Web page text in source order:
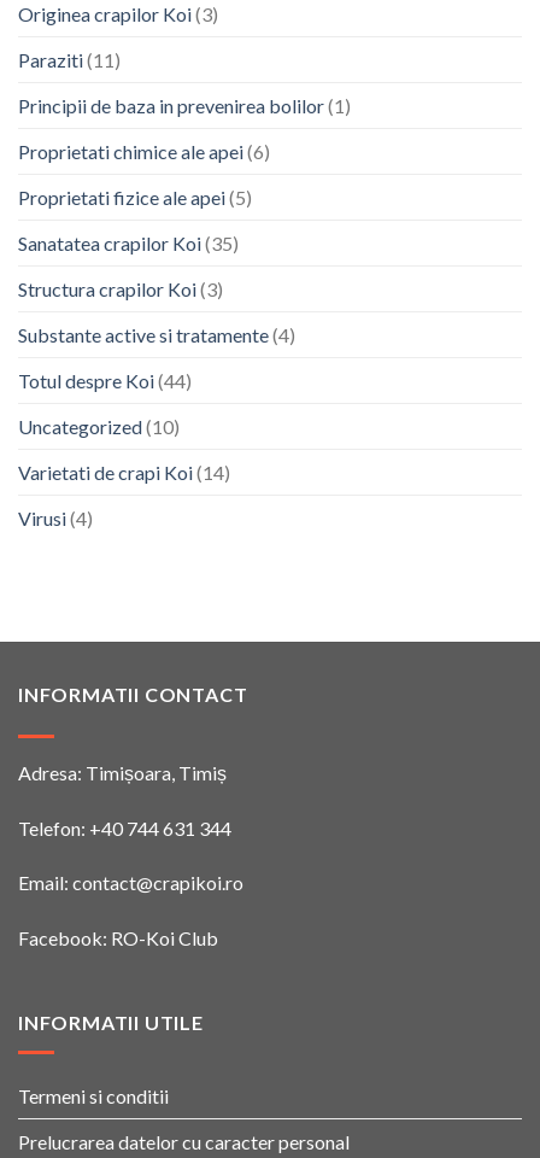
Originea crapilor Koi(3)
Paraziti(11)
Principii de baza in prevenirea bolilor(1)
Proprietati chimice ale apei(6)
Proprietati fizice ale apei(5)
Sanatatea crapilor Koi(35)
Structura crapilor Koi(3)
Substante active si tratamente(4)
Totul despre Koi(44)
Uncategorized(10)
Varietati de crapi Koi(14)
Virusi(4)
INFORMATII CONTACT
Adresa: Timișoara, Timiș
Telefon: +40 744 631 344
Email: contact@crapikoi.ro
Facebook: RO-Koi Club
INFORMATII UTILE
Termeni si conditii
Prelucrarea datelor cu caracter personal